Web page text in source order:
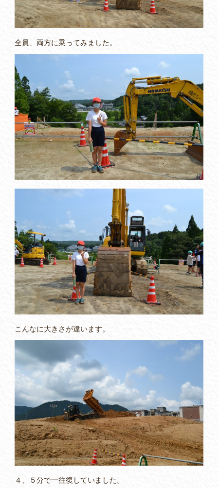
全員、両方に乗ってみました。
こんなに大きさが違います。
４、５分で一往復していました。